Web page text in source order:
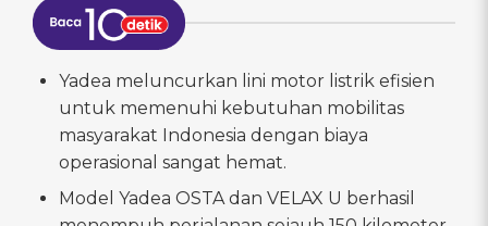
Yadea meluncurkan lini motor listrik efisien
untuk memenuhi kebutuhan mobilitas
masyarakat Indonesia dengan biaya
operasional sangat hemat.
Model Yadea OSTA dan VELAX U berhasil